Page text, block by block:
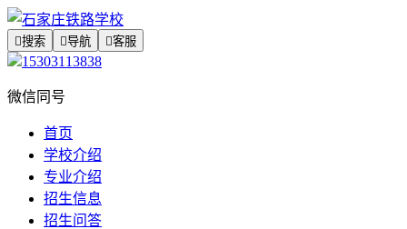
搜索 导航 客服
15303113838
微信同号
首页
学校介绍
专业介绍
招生信息
招生问答